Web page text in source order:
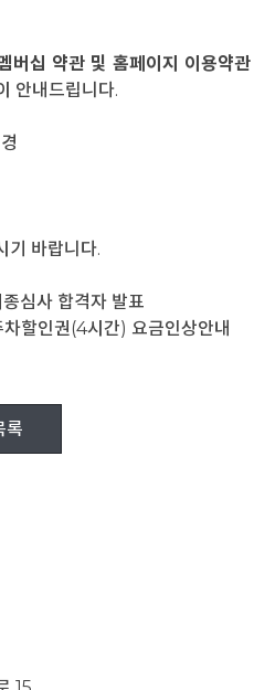
버십 약관 및 홈페이지 이용약관
안내드립니다.
기 바랍니다.
심사 합격자 발표
할인권(4시간) 요금인상안내
록